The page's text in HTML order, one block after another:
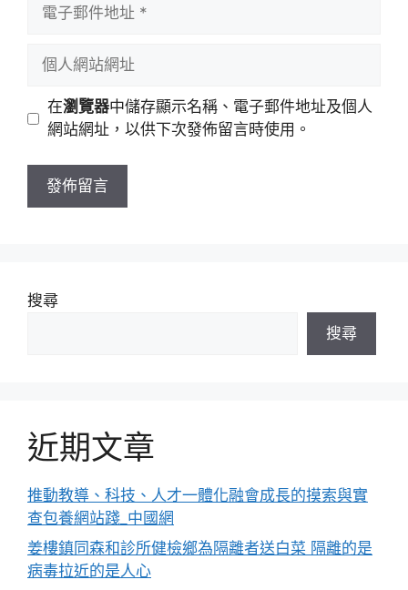
址
站
址
在瀏覽器中儲存顯示名稱、電子郵件地址及個人
網站網址，以供下次發佈留言時使用。
搜尋
搜尋
近期文章
推動教導、科技、人才一體化融會成長的摸索與實
查包養網站踐_中國網
姜樓鎮同森和診所健檢鄉為隔離者送白菜 隔離的是
病毒拉近的是人心